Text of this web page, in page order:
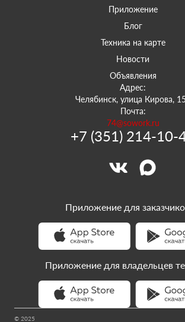
Приложение
Блог
Техника на карте
Новости
Объявления
Адрес:
Челябинск, улица Кирова,
Почта:
74@sowork.ru
+7 (351) 214-10-
© 2025
Приложение для
Приложение для владельцев